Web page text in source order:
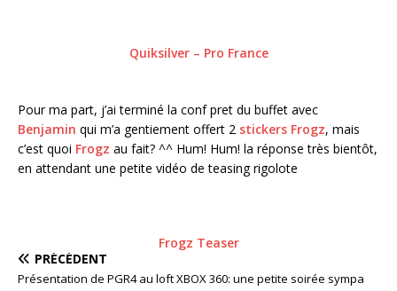
Quiksilver – Pro France
Pour ma part, j’ai terminé la conf pret du buffet avec
Benjamin qui m’a gentiement offert 2 stickers Frogz, mais
c’est quoi Frogz au fait? ^^ Hum! Hum! la réponse très bientôt,
en attendant une petite vidéo de teasing rigolote
Frogz Teaser
PRÉCÉDENT
Présentation de PGR4 au loft XBOX 360: une petite soirée sympa